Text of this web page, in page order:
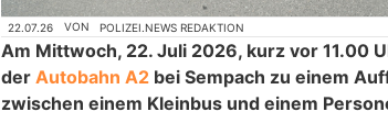
22.07.26 VON POLIZEI.NEWS REDAKTION
Am Mittwoch, 22. Juli 2026, kurz vor 11.00
der Autobahn A2 bei Sempach zu einem
zwischen einem Kleinbus und einem